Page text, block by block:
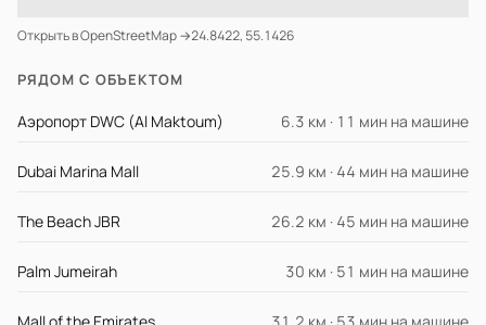
Открыть в OpenStreetMap →24.8422, 55.1426
РЯДОМ С ОБЪЕКТОМ
Аэропорт DWC (Al Maktoum) 6.3 км · 11 мин на машине
Dubai Marina Mall 25.9 км · 44 мин на машине
The Beach JBR 26.2 км · 45 мин на машине
Palm Jumeirah 30 км · 51 мин на машине